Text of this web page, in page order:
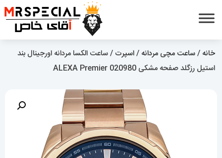
خانه /ساعت مچی مردانه /اسپرت / ساعت الکسا مردانه اورجینال بند
استیل رزگلد صفحه مشکی 020980 ALEXA Premier